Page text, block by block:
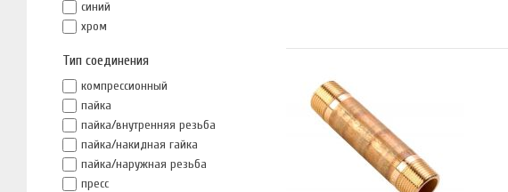
синий
хром
Тип соединения
компрессионный
пайка
пайка/внутренняя резьба
пайка/накидная гайка
пайка/наружная резьба
пресс